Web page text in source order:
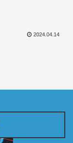
2024.04.14